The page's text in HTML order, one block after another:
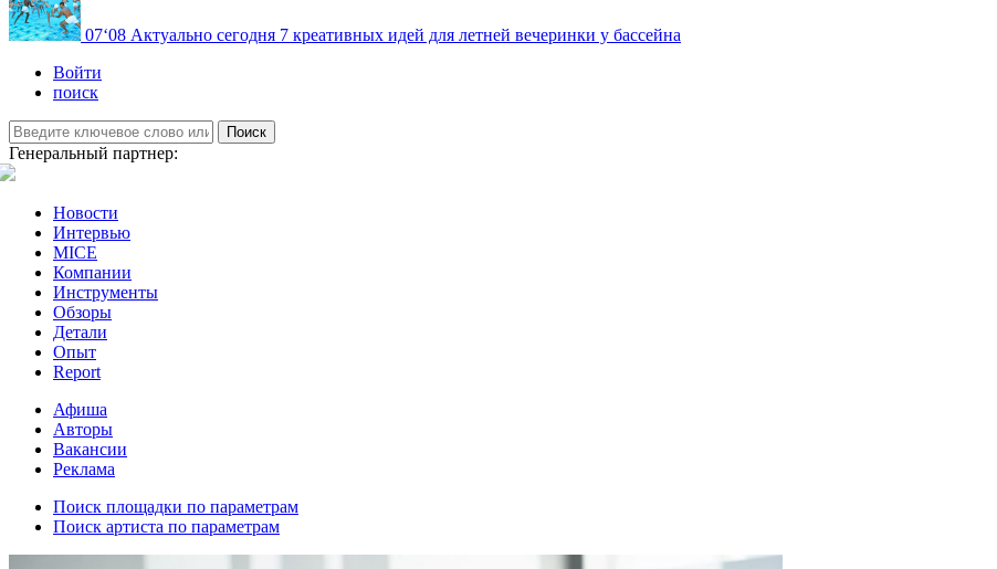
07‘08 Актуально сегодня 7 креативных идей для летней вечеринки у бассейна
Войти
поиск
Поиск
Генеральный партнер:
Новости
Интервью
MICE
Компании
Инструменты
Обзоры
Детали
Опыт
Report
Афиша
Авторы
Вакансии
Реклама
Поиск площадки по параметрам
Поиск артиста по параметрам